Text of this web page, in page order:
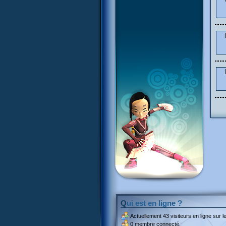
Qui est en ligne ?
Actuellement 43 visiteurs en ligne sur
0 membre connecté.